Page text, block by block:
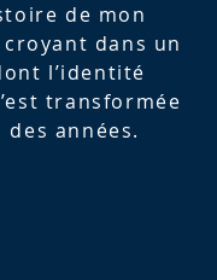
de mon
dans un
l’identité
transformée
années.